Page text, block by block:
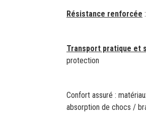
Résistance renforcée
Transport pratique et
protection
Confort assuré :
absorption de chocs /